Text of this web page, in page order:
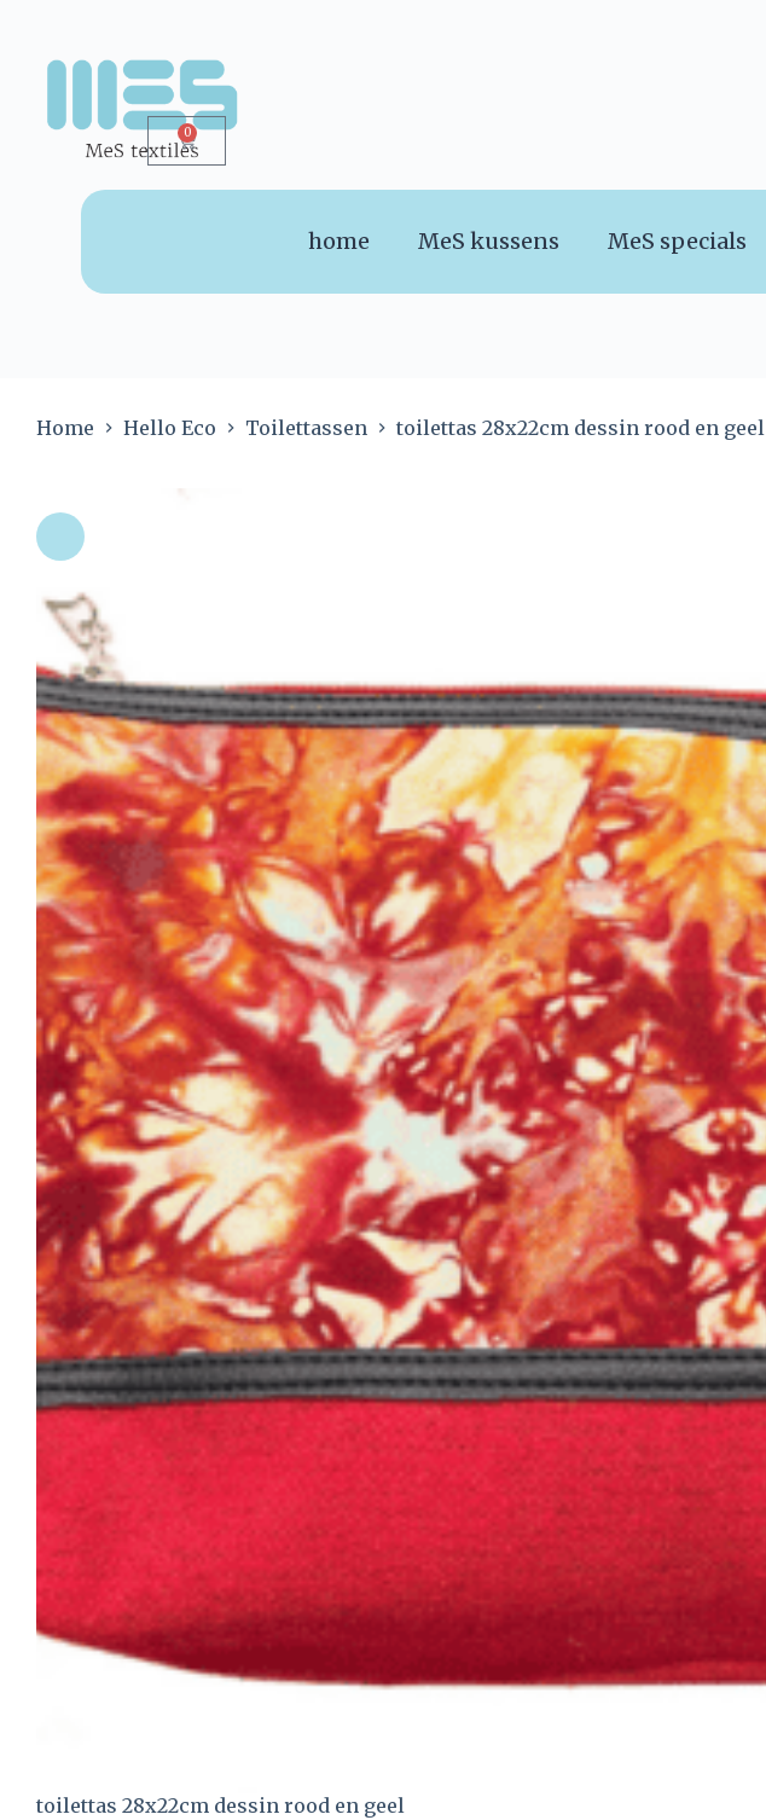
0
home MeS kussens MeS specials
Home Hello Eco Toilettassen toilettas 28x22cm dessin rood en geel
toilettas 28x22cm dessin rood en geel